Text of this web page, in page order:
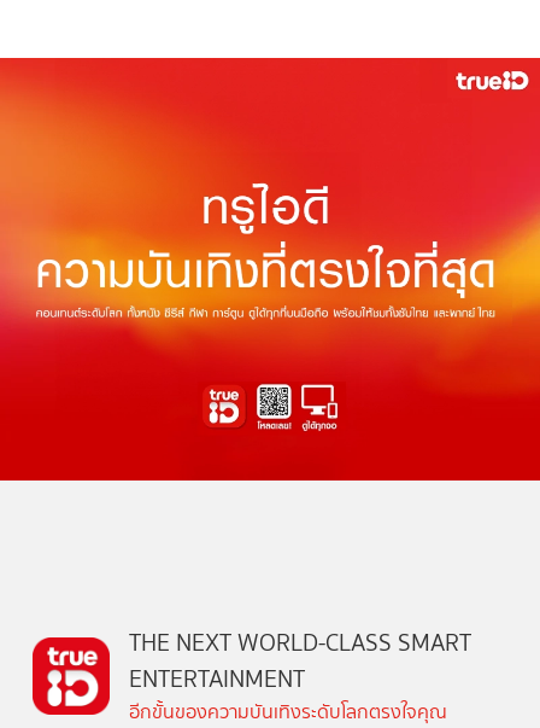
THE NEXT WORLD-CLASS SMART
ENTERTAINMENT
อีกขั้นของความบันเทิงระดับโลกตรงใจคุณ